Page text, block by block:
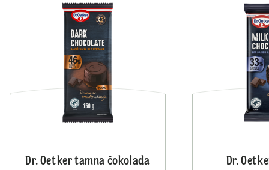
Dr. Oetker tamna čokolada
Dr.